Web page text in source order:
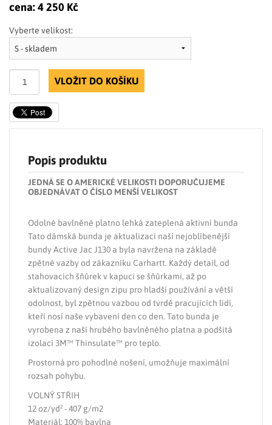
cena:4 250 Kč
Vyberte velikost:
VLOŽIT DO KOŠÍKU
Popis produktu
JEDNÁ SE O AMERICKÉ VELIKOSTI DOPORUČUJEME
OBJEDNÁVAT O ČÍSLO MENŠÍ VELIKOST
Odolné bavlněné platno lehká zateplená aktivní bunda
Tato dámská bunda je aktualizací naší nejoblíbenější
bundy Active Jac J130 a byla navržena na základě
zpětné vazby od zákazníku Carhartt. Každý detail, od
stahovacích šňůrek v kapuci se šňůrkami, až po
aktualizovaný design zipu pro hladší používání a větší
odolnost, byl zpětnou vazbou od tvrdě pracujících lidí,
kteří nosí naše vybavení den co den. Tato bunda je
vyrobena z naší hrubého bavlněného platna a podšitá
izolací 3M™ Thinsulate™ pro teplo.
Prostorná pro pohodlné nošení, umožňuje maximální
rozsah pohybu.
VOLNÝ STŘIH
12 oz/yd² - 407 g/m2
Materiál: 100% bavlna